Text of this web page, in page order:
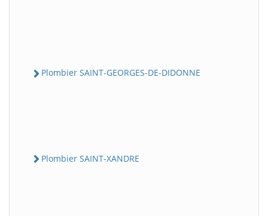
Plombier SAINT-GEORGES-DE-DIDONNE
Plombier SAINT-XANDRE